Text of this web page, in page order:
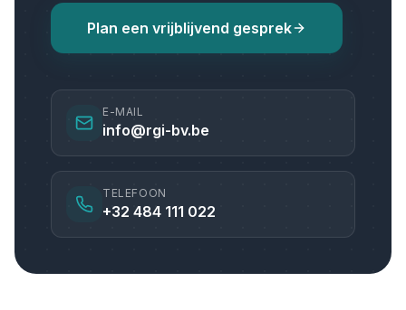
Plan een vrijblijvend gesprek
E-MAIL
info@rgi-bv.be
TELEFOON
+32 484 111 022